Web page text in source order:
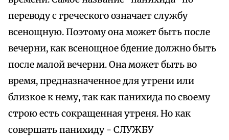
переводу с греческого означает службу
всенощную. Поэтому она может быть после
вечерни, как всенощное бдение должно быть
после малой вечерни. Она может быть во
время, предназначенное для утрени или
близкое к нему, так как панихида по своему
строю есть сокращенная утреня. Но как
совершать панихиду - СЛУЖБУ